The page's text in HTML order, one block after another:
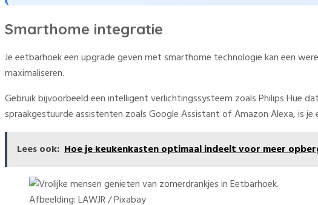
Smarthome integratie
Je eetbarhoek een upgrade geven met smarthome technologie kan een
maximaliseren.
Gebruik bijvoorbeeld een intelligent verlichtingssysteem zoals Philips Hue
spraakgestuurde assistenten zoals Google Assistant of Amazon Alexa, is
Lees ook: Hoe je keukenkasten optimaal indeelt voor meer
Afbeelding: LAWJR / Pixabay